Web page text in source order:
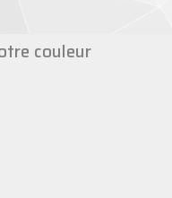
couleur